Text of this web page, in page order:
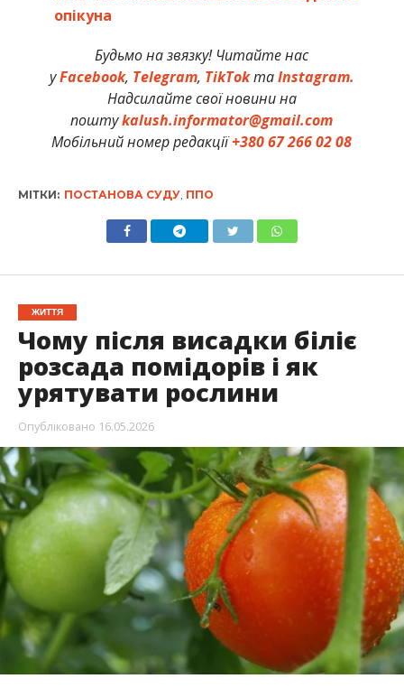
опікуна
Будьмо на звязку! Читайте нас
уFacebook, Telegram, TikTokтаInstagram.
Надсилайте свої новини на
поштуkalush.informator@gmail.com
Мобільний номер редакції+380 67 266 02 08
МІТКИ: ПОСТАНОВА СУДУ, ППО
ЖИТТЯ
Чому після висадки біліє
розсада помідорів і як
урятувати рослини
Опубліковано 16.05.2026